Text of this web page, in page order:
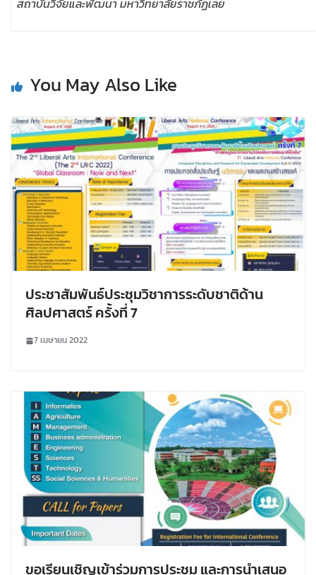
You May Also Like
ประชาสัมพันธ์ประชุมวิชาการระดับชาติด้าน
ศิลปศาสตร์ ครั้งที่ 7
7 เมษายน 2022
ขอเรียนเชิญเข้าร่วมการประชุม และการนำเสนอ